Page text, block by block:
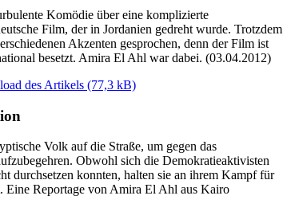
Komödie über eine komplizierte
Film, der in Jordanien gedreht wurde. Trotzdem
Akzenten gesprochen, denn der Film ist
besetzt. Amira El Ahl war dabei. (03.04.2012)
des Artikels (77,3 kB)
Volk auf die Straße, um gegen das
Obwohl sich die Demokratieaktivisten
durchsetzen konnten, halten sie an ihrem Kampf für
Eine Reportage von Amira El Ahl aus Kairo